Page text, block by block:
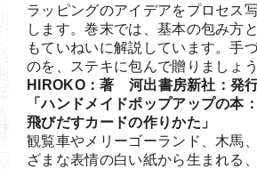
ラッピングのアイデアをプロセス
します。巻末では、基本の包み方
もていねいに解説しています。手
のを、ステキに包んで贈りましょう
HIROKO：著 河出書房新社：発
「ハンドメイドポップアップの本
飛びだすカードの作りかた」
観覧車やメリーゴーランド、木馬
ざまな表情の白い紙から生まれる